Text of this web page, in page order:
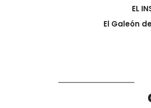
EL
El Galeón